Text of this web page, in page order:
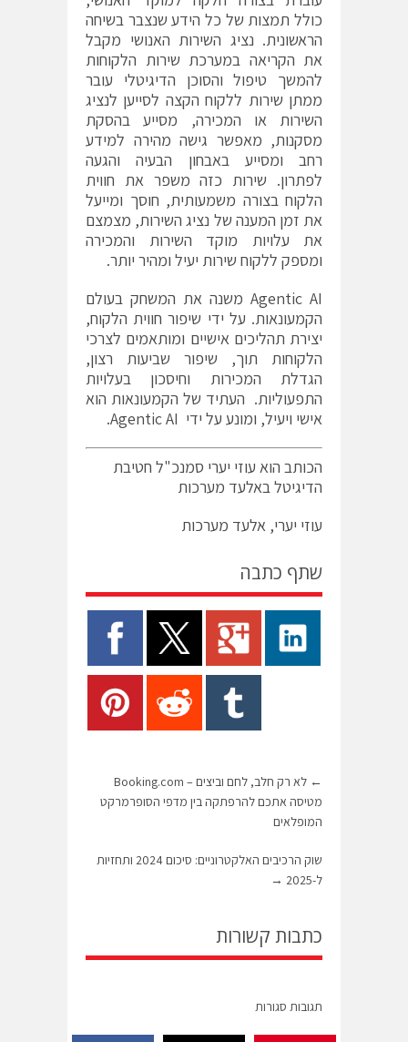
כולל תמצות של כל הידע שנצבר בשיחה
הראשונית. נציג השירות האנושי מקבל
את הקריאה במערכת שירות הלקוחות
להמשך טיפול והסוכן הדיגיטלי עובר
ממתן שירות ללקוח הקצה לסייען לנציג
השירות או המכירה, מסייע בהסקת
מסקנות, מאפשר גישה מהירה למידע
רחב ומסייע באבחון הבעיה והגעה
לפתרון. שירות כזה משפר את חווית
הלקוח בצורה משמעותית, חוסך ומייעל
את זמן המענה של נציג השירות, מצמצם
את עלויות מוקד השירות והמכירה
ומספק ללקוח שירות יעיל ומהיר יותר.
Agentic AI משנה את המשחק בעולם
הקמעונאות. על ידי שיפור חווית הלקוח,
יצירת תהליכים אישיים ומותאמים לצרכי
הלקוחות תוך, שיפור שביעות רצון,
הגדלת המכירות וחיסכון בעלויות
התפעוליות. העתיד של הקמעונאות הוא
אישי ויעיל, ומונע על ידי Agentic AI.
הכותב הוא עוזי יערי סמנכ"ל חטיבת
הדיגיטל באלעד מערכות
עוזי יערי, אלעד מערכות
שתף כתבה
←
לא רק חלב, לחם וביצים – Booking.com
מטיסה אתכם להרפתקה בין מדפי הסופרמרקט
המופלאים
שוק הרכיבים האלקטרוניים: סיכום 2024 ותחזיות
ל-2025
→
כתבות קשורות
תגובות סגורות